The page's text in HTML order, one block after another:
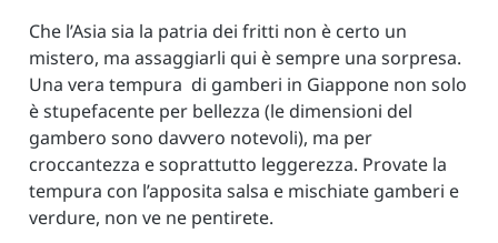
Che l’Asia sia la patria dei fritti non è certo un
mistero, ma assaggiarli qui è sempre una sorpresa.
Una vera tempura di gamberi in Giappone non solo
è stupefacente per bellezza (le dimensioni del
gambero sono davvero notevoli), ma per
croccantezza e soprattutto leggerezza. Provate la
tempura con l’apposita salsa e mischiate gamberi e
verdure, non ve ne pentirete.